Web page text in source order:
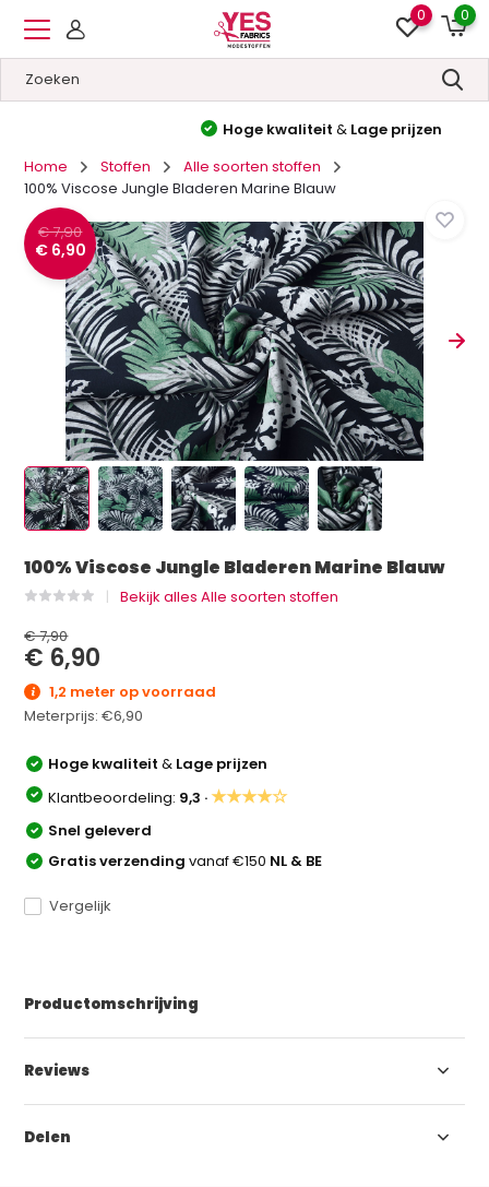
0 0
Hoge kwaliteit&Lage prijzen
Home
Stoffen
Alle soorten stoffen
100% Viscose Jungle Bladeren Marine Blauw
€ 7,90
€ 6,90
100% Viscose Jungle Bladeren Marine Blauw
Bekijk alles Alle soorten stoffen
€ 7,90
€ 6,90
1,2 meter op voorraad
Meterprijs:€6,90
Hoge kwaliteit& Lage prijzen
Klantbeoordeling: 9,3 ·★★★★☆
Snel geleverd
Gratis verzendingvanaf €150 NL & BE
Vergelijk
Productomschrijving
Reviews
Delen